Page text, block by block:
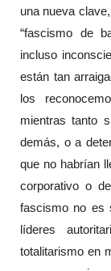
una nueva
“fascismo de
incluso
están tan
los
mientras tanto
demás, o a
que no habrían
corporativo o
fascismo no es
líderes
totalitarismo en